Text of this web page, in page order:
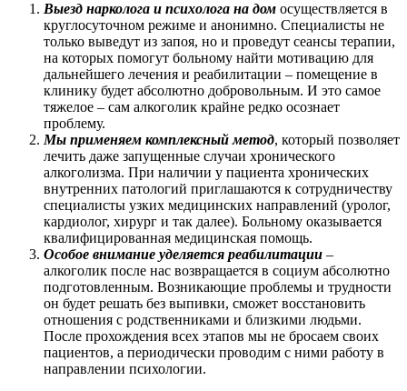
Выезд нарколога и психолога на дом осуществляется в
круглосуточном режиме и анонимно. Специалисты не
только выведут из запоя, но и проведут сеансы терапии,
на которых помогут больному найти мотивацию для
дальнейшего лечения и реабилитации – помещение в
клинику будет абсолютно добровольным. И это самое
тяжелое – сам алкоголик крайне редко осознает
проблему.
Мы применяем комплексный метод, который позволяет
лечить даже запущенные случаи хронического
алкоголизма. При наличии у пациента хронических
внутренних патологий приглашаются к сотрудничеству
специалисты узких медицинских направлений (уролог,
кардиолог, хирург и так далее). Больному оказывается
квалифицированная медицинская помощь.
Особое внимание уделяется реабилитации –
алкоголик после нас возвращается в социум абсолютно
подготовленным. Возникающие проблемы и трудности
он будет решать без выпивки, сможет восстановить
отношения с родственниками и близкими людьми.
После прохождения всех этапов мы не бросаем своих
пациентов, а периодически проводим с ними работу в
направлении психологии.